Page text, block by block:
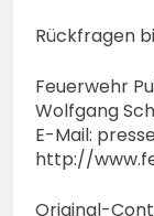
Rückfragen
Feuerwehr
Wolfgang
E-Mail:
http://
Original-